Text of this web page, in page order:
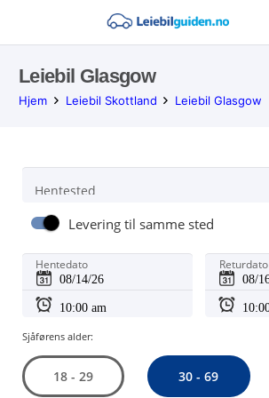
Leiebil Glasgow
Hjem Leiebil Skottland Leiebil Glasgow
Hentested
Levering til samme sted
Hentedato Returdato
Sjåførens alder:
18 - 29 30 - 69